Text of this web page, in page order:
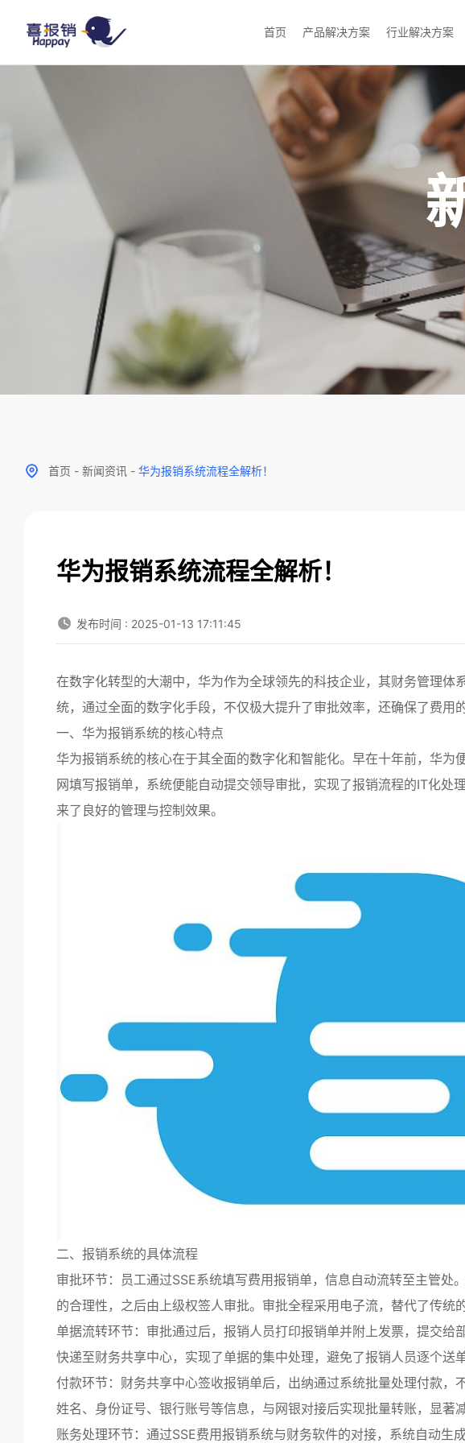
首页 产品解决方案 行业解决方案
首页 - 新闻资讯 - 华为报销系统流程全解析！
华为报销系统流程全解析！
发布时间 : 2025-01-13 17:11:45
在数字化转型的大潮中，华为作为全球领先的科技企业，其财务管理体
统，通过全面的数字化手段，不仅极大提升了审批效率，还确保了费用
一、华为报销系统的核心特点
华为报销系统的核心在于其全面的数字化和智能化。早在十年前，华为
网填写报销单，系统便能自动提交领导审批，实现了报销流程的IT化处
来了良好的管理与控制效果。
二、报销系统的具体流程
审批环节：员工通过SSE系统填写费用报销单，信息自动流转至主管处
的合理性，之后由上级权签人审批。审批全程采用电子流，替代了传统
单据流转环节：审批通过后，报销人员打印报销单并附上发票，提交给
快递至财务共享中心，实现了单据的集中处理，避免了报销人员逐个送
付款环节：财务共享中心签收报销单后，出纳通过系统批量处理付款，
姓名、身份证号、银行账号等信息，与网银对接后实现批量转账，显著
账务处理环节：通过SSE费用报销系统与财务软件的对接，系统自动生